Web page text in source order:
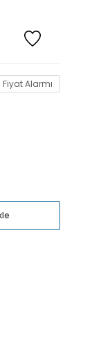
Fiyat Alarmı